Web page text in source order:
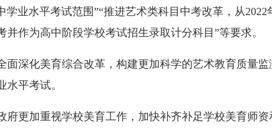
业水平考试范围”“推进艺术类科目中考改革，从
作为高中阶段学校考试招生录取计分科目”等要求。
深化美育综合改革，构建更加科学的艺术教育质量监
平考试。
更加重视学校美育工作，加快补齐补足学校美育师资